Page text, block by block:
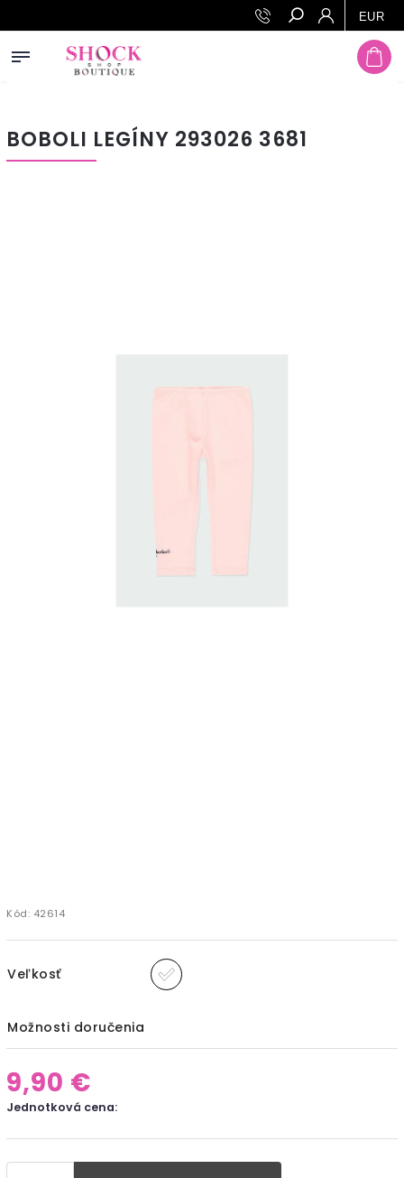
EUR
Hľadať
BOBOLI LEGÍNY 293026 3681
Kód: 42614
Veľkosť
Možnosti doručenia
9,90 €
Jednotková cena: